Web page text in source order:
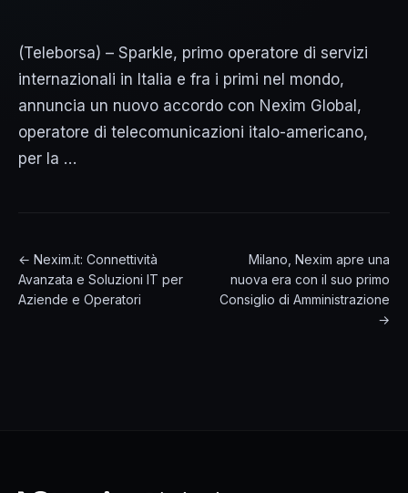
(Teleborsa) – Sparkle, primo operatore di servizi
internazionali in Italia e fra i primi nel mondo,
annuncia un nuovo accordo con Nexim Global,
operatore di telecomunicazioni italo-americano,
per la …
← Nexim.it: Connettività
Avanzata e Soluzioni IT per
Aziende e Operatori
Milano, Nexim apre una
nuova era con il suo primo
Consiglio di Amministrazione
→